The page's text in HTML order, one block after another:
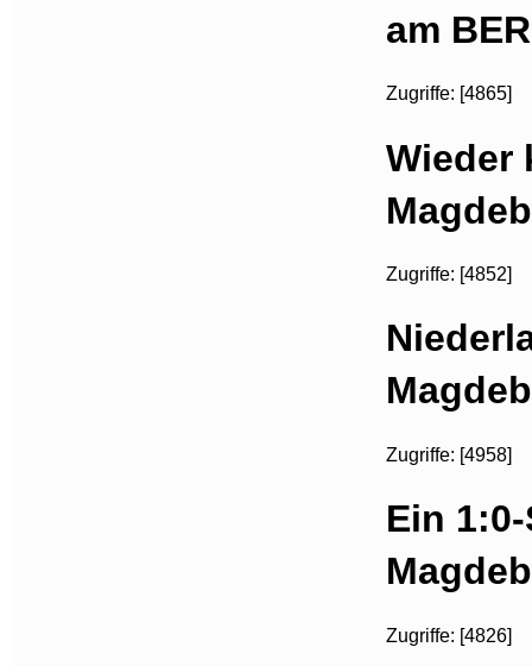
am
Zugriffe: [4865]
Wieder
Zugriffe: [4852]
Zugriffe: [4958]
Ein
Zugriffe: [4826]